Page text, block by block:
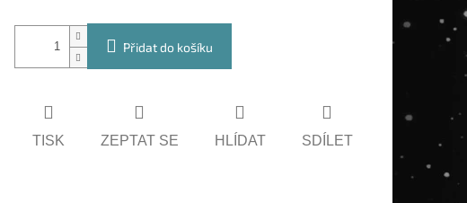
Přidat do košíku
TISK ZEPTAT SE HLÍDAT SDÍLET